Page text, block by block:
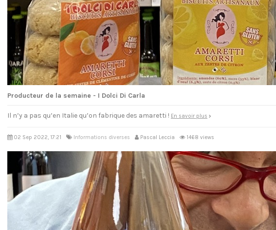
Producteur de la semaine - I Dolci Di Carla
Il n’y a pas qu’en Italie qu’on fabrique des amaretti ! En savoir plus
02 Sep 2022, 17:21 Informations diverses Pascal Leccia 1468 views